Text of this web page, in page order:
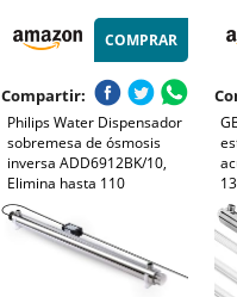
COMPRAR
Compartir:
Philips Water Dispensador
sobremesa de ósmosis
inversa ADD6912BK/10,
Elimina hasta 110
sustancias, Agua fría,
Caliente y a Temperatura
Ambiente, Vida útil del Filtro